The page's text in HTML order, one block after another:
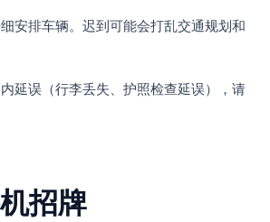
安排车辆。迟到可能会打乱交通规划和
延误（行李丢失、护照检查延误），请
招牌